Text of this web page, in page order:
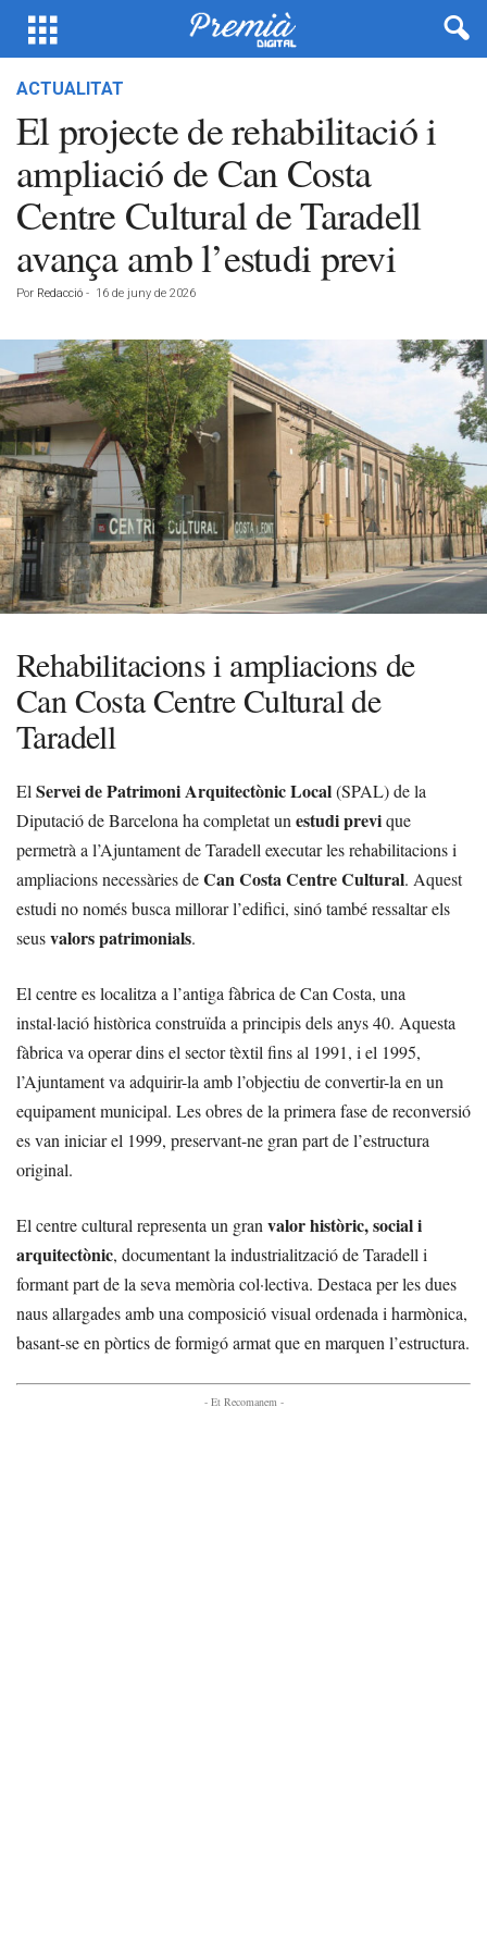
ACTUALITAT
El projecte de rehabilitació i
ampliació de Can Costa
Centre Cultural de Taradell
avança amb l’estudi previ
Por Redacció - 16 de juny de 2026
Rehabilitacions i ampliacions de
Can Costa Centre Cultural de
Taradell
El Servei de Patrimoni Arquitectònic Local(SPAL) de la
Diputació de Barcelona ha completat un estudi previque
permetrà a l’Ajuntament de Taradell executar les rehabilitacions i
ampliacions necessàries deCan Costa Centre Cultural. Aquest
estudi no només busca millorar l’edifici, sinó també ressaltar els
seusvalors patrimonials.
El centre es localitza a l’antiga fàbrica de Can Costa, una
instal·lació històrica construïda a principis dels anys 40. Aquesta
fàbrica va operar dins el sector tèxtil fins al 1991, i el 1995,
l’Ajuntament va adquirir-la amb l’objectiu de convertir-la en un
equipament municipal. Les obres de la primera fase de reconversió
es van iniciar el 1999, preservant-ne gran part de l’estructura
original.
El centre cultural representa un gran valor històric, social i
arquitectònic, documentant la industrialització de Taradell i
formant part de la seva memòria col·lectiva. Destaca per les dues
naus allargades amb una composició visual ordenada i harmònica,
basant-se en pòrtics de formigó armat que en marquen l’estructura.
- Et Recomanem -